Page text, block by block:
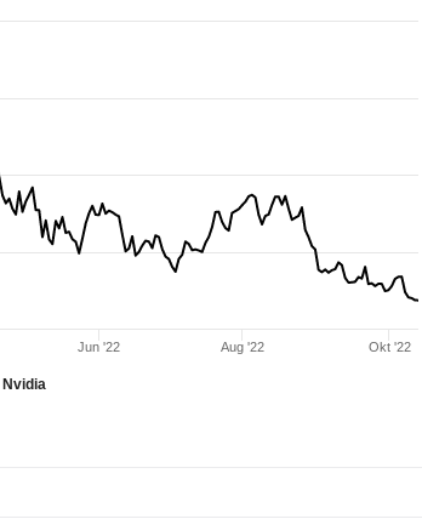
Nvidia
Jun '22 Aug '22 Okt '22